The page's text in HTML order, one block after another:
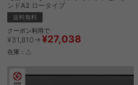
ンドA2 ロータイプ
送料無料
クーポン利用で
¥31,810→ ¥27,038
在庫：△